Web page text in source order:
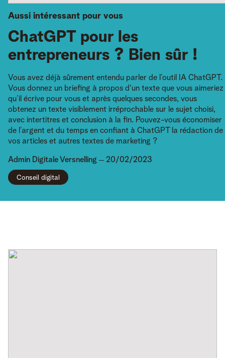
ChatGPT pour les
entrepreneurs ? Bien sûr !
Aussi intéressant pour vous
Vous avez déjà sûrement entendu parler de l’outil IA ChatGPT.
Vous donnez un briefing à propos d'un texte que vous aimeriez
qu’il écrive pour vous et après quelques secondes, vous
obtenez un texte visiblement irréprochable sur le sujet choisi,
avec intertitres et conclusion à la fin. Pouvez-vous économiser
de l’argent et du temps en confiant à ChatGPT la rédaction de
vos articles et autres textes de marketing ?
Admin Digitale Versnelling 20/02/2023
Conseil digital